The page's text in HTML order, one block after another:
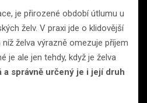
je přirozené období útlumu u
želv. V praxi jde o klidovější
želva výrazně omezuje příjem
je ale jen tehdy, když je želva
a správně určený je i její druh